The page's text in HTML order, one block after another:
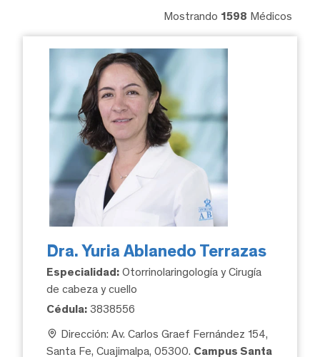
Mostrando 1598 Médicos
Dra. Yuria Ablanedo Terrazas
Especialidad: Otorrinolaringología y Cirugía
de cabeza y cuello
Cédula: 3838556
Dirección: Av. Carlos Graef Fernández 154,
Santa Fe, Cuajimalpa, 05300. Campus Santa